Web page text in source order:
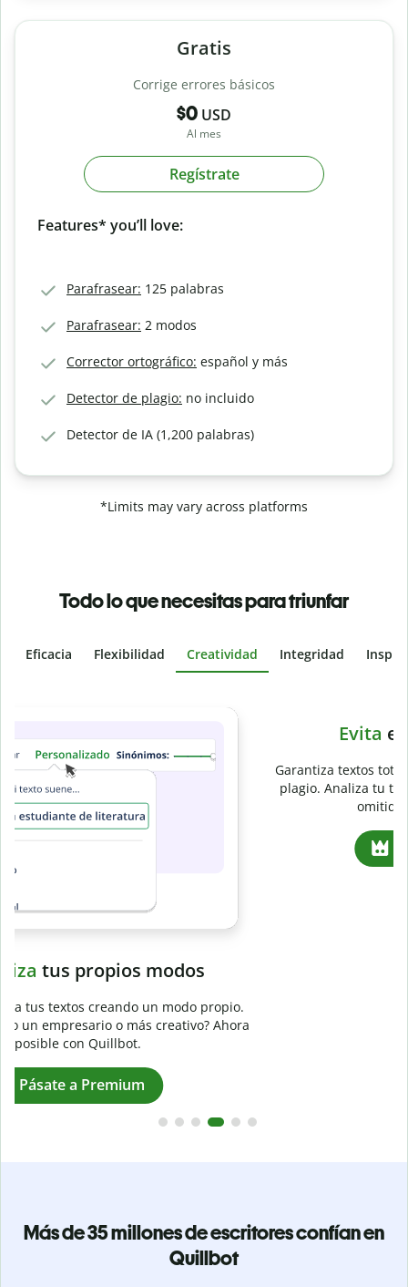
Gratis
Corrige errores básicos
$0 USD
Al mes
Regístrate
Features* you’ll love:
Parafrasear: 125 palabras
Parafrasear: 2 modos
Corrector ortográfico: español y más
Detector de plagio: no incluido
Detector de IA (1,200 palabras)
*Limits may vary across platforms
Todo lo que necesitas para triunfar
Eficacia Flexibilidad Creatividad Integridad
Evitael plagio accidental
Garantiza textos totalmente originales con el detector de
plagio. Analiza tu trabajo en segundos e identifica citas
omitidas en cualquier idioma.
Pásate a Premium
Más de 35 millones de escritores confían en
Quillbot